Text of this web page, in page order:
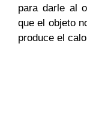
para darle al
que el objeto
produce el